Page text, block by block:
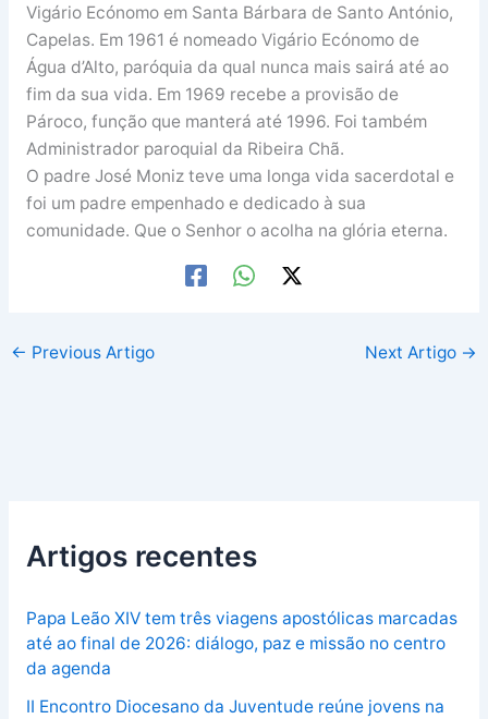
Vigário Ecónomo em Santa Bárbara de Santo António,
Capelas. Em 1961 é nomeado Vigário Ecónomo de
Água d’Alto, paróquia da qual nunca mais sairá até ao
fim da sua vida. Em 1969 recebe a provisão de
Pároco, função que manterá até 1996. Foi também
Administrador paroquial da Ribeira Chã.
O padre José Moniz teve uma longa vida sacerdotal e
foi um padre empenhado e dedicado à sua
comunidade. Que o Senhor o acolha na glória eterna.
← Previous Artigo Next Artigo →
Artigos recentes
Papa Leão XIV tem três viagens apostólicas marcadas
até ao final de 2026: diálogo, paz e missão no centro
da agenda
II Encontro Diocesano da Juventude reúne jovens na